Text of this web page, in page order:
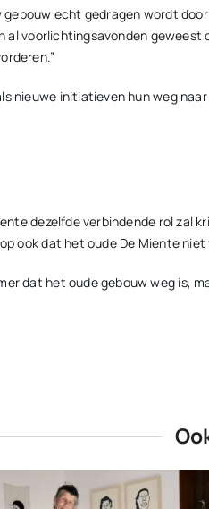
echt gedragen wordt
al voorlichtingsavonden
nieuwe initiatieven hun weg
dezelfde verbindende rol zal
ook dat het oude De Miente
dat het oude gebouw weg is,